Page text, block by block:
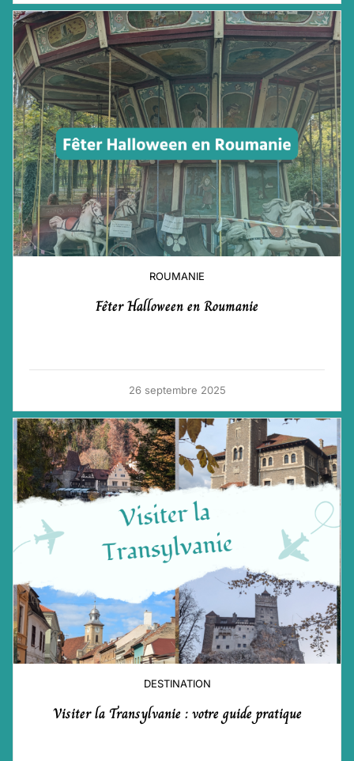
ROUMANIE
Fêter Halloween en Roumanie
26 septembre 2025
DESTINATION
Visiter la Transylvanie : votre guide pratique